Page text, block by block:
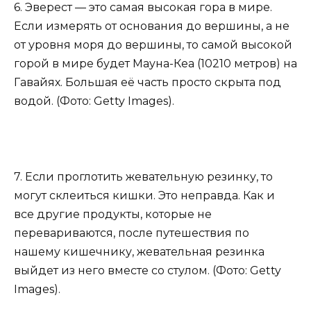
6. Эверест — это самая высокая гора в мире.
Если измерять от основания до вершины, а не
от уровня моря до вершины, то самой высокой
горой в мире будет Мауна-Кеа (10210 метров) на
Гавайях. Большая её часть просто скрыта под
водой. (Фото: Getty Images).
7. Если проглотить жевательную резинку, то
могут склеиться кишки. Это неправда. Как и
все другие продукты, которые не
перевариваются, после путешествия по
нашему кишечнику, жевательная резинка
выйдет из него вместе со стулом. (Фото: Getty
Images).